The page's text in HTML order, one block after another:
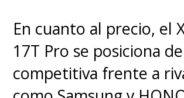
combinados permiten
equipo pueda operarse
de gestos, sin tocar la
algo que en China es
En cuanto al precio, el
17T Pro se posiciona
competitiva frente a